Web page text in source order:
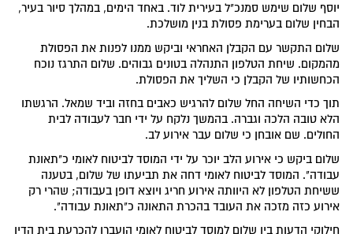
יוסף שלום שימש סמנכ"ל בעירית לוד. באחד הימים, במהלך סיור בעיר,
הבחין שלום בערימת פסולת בנין מושלכת.
שלום התקשר עם הקבלן האחראי וביקש ממנו לפנות את הפסולת
מהמקום. שיחת הטלפון התנהלה בטונים גבוהים. שלום התרגז נוכח
הכחשותיו של הקבלן כי השליך את הפסולת.
תוך כדי השיחה החל שלום להרגיש כאבים בחזה וביד שמאל. הרגשתו
הלא טובה הלכה וגברה. בהמשך נלקח על ידי חבר לעבודה לבית
החולים. שם אובחן כי שלום עבר אירוע לב.
שלום ביקש כי אירוע הלב יוכר על ידי המוסד לביטוח לאומי כ"תאונת
עבודה". המוסד לביטוח לאומי דחה את תביעתו של שלום, בטענה
ששיחת הטלפון לא היוותה אירוע חריג ויוצא דופן בעבודה; שהרי רק
אירוע כזה מזכה את העובד בהכרת התאונה כ"תאונת עבודה".
חילוקי הדעות בין שלום למוסד לביטוח לאומי הועברו להכרעת בית הדין